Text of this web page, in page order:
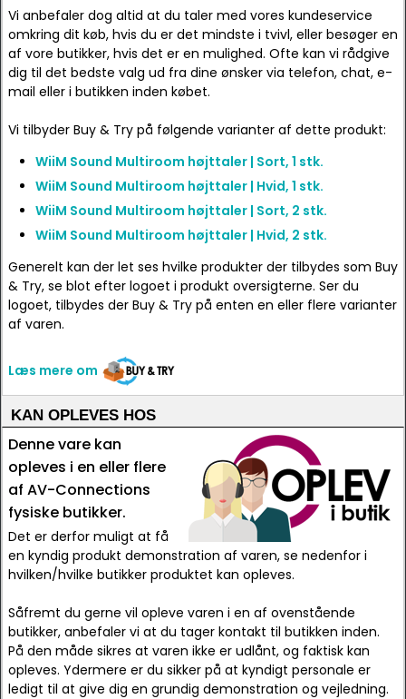
Vi anbefaler dog altid at du taler med vores kundeservice
omkring dit køb, hvis du er det mindste i tvivl, eller besøger en
af vore butikker, hvis det er en mulighed. Ofte kan vi rådgive
dig til det bedste valg ud fra dine ønsker via telefon, chat, e-
mail eller i butikken inden købet.
Vi tilbyder Buy & Try på følgende varianter af dette produkt:
WiiM Sound Multiroom højttaler | Sort, 1 stk.
WiiM Sound Multiroom højttaler | Hvid, 1 stk.
WiiM Sound Multiroom højttaler | Sort, 2 stk.
WiiM Sound Multiroom højttaler | Hvid, 2 stk.
Generelt kan der let ses hvilke produkter der tilbydes som Buy
& Try, se blot efter logoet i produkt oversigterne. Ser du
logoet, tilbydes der Buy & Try på enten en eller flere varianter
af varen.
Læs mere om
KAN OPLEVES HOS
Denne vare kan
opleves i en eller flere
af AV-Connections
fysiske butikker.
Det er derfor muligt at få
en kyndig produkt demonstration af varen, se nedenfor i
hvilken/hvilke butikker produktet kan opleves.
Såfremt du gerne vil opleve varen i en af ovenstående
butikker, anbefaler vi at du tager kontakt til butikken inden.
På den måde sikres at varen ikke er udlånt, og faktisk kan
opleves. Ydermere er du sikker på at kyndigt personale er
ledigt til at give dig en grundig demonstration og vejledning.